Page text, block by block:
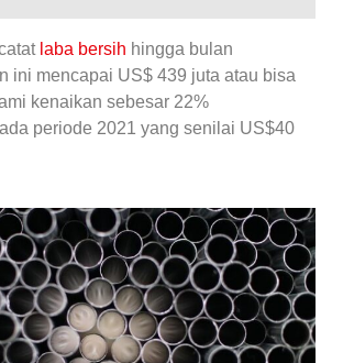
laba bersih hingga bulan
ini mencapai US$ 439 juta atau bisa
kenaikan sebesar 22%
periode 2021 yang senilai US$40